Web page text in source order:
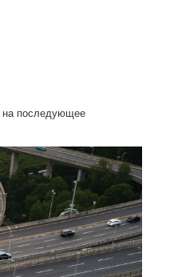
на последующее